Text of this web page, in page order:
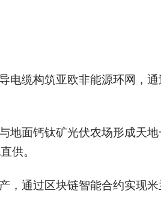
电缆构筑亚欧非能源环网，
地面钙钛矿光伏农场形成天
供。
，通过区块链智能合约实现